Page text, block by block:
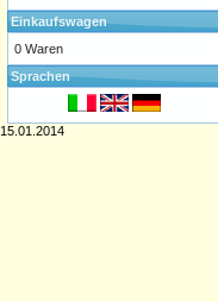
Einkaufswagen
0 Waren
Sprachen
15.01.2014